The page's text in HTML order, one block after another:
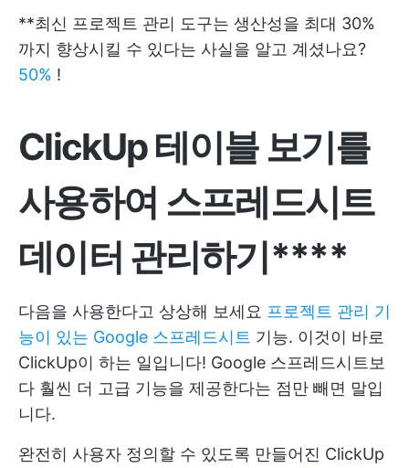
**최신 프로젝트 관리 도구는 생산성을 최대 30%
까지 향상시킬 수 있다는 사실을 알고 계셨나요?
50% !
ClickUp 테이블 보기를
사용하여 스프레드시트
데이터 관리하기****
다음을 사용한다고 상상해 보세요 프로젝트 관리 기
능이 있는 Google 스프레드시트 기능. 이것이 바로
ClickUp이 하는 일입니다! Google 스프레드시트보
다 훨씬 더 고급 기능을 제공한다는 점만 빼면 말입
니다.
완전히 사용자 정의할 수 있도록 만들어진 ClickUp